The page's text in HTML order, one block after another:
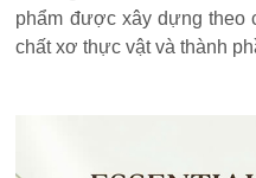
phẩm được xây dựng theo
chất xơ thực vật và thành